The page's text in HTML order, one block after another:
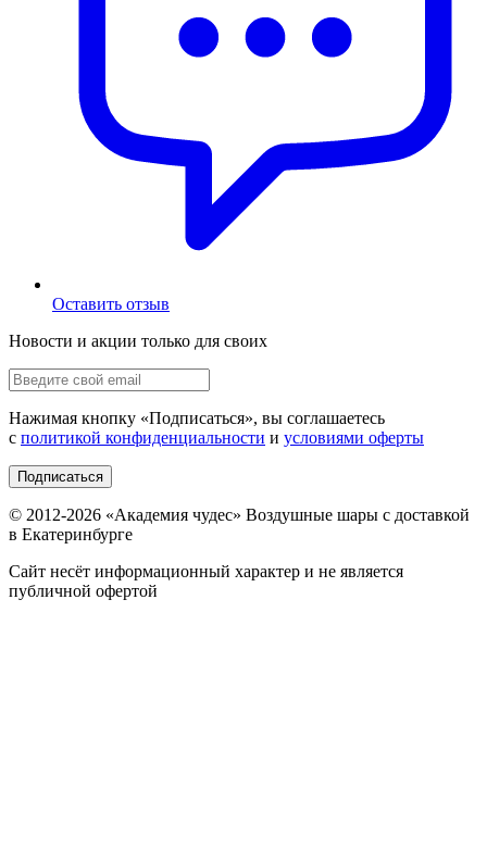
Оставить отзыв
Новости и акции только для своих
Нажимая кнопку «Подписаться», вы соглашаетесь
с политикой конфиденциальности и условиями оферты
Подписаться
© 2012-2026 «Академия чудес» Воздушные шары с доставкой
в Екатеринбурге
Сайт несёт информационный характер и не является
публичной офертой